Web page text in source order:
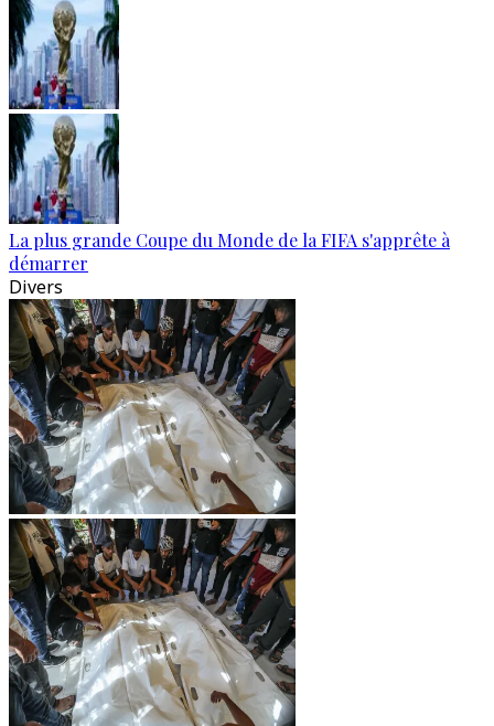
La plus grande Coupe du Monde de la FIFA s'apprête à
démarrer
Divers